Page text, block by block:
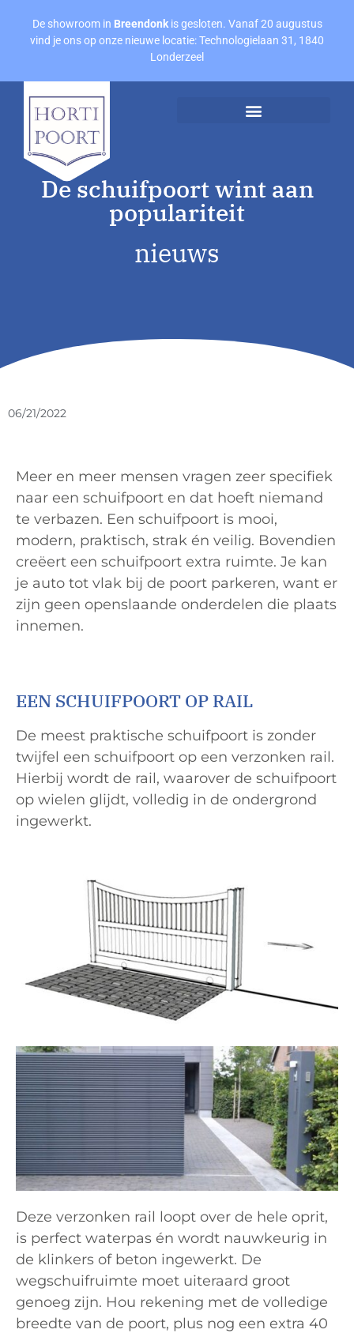
De showroom in Breendonkis gesloten. Vanaf 20 augustus
vind je ons op onze nieuwe locatie: Technologielaan 31, 1840
Londerzeel
De schuifpoort wint aan
populariteit
nieuws
06/21/2022
Meer en meer mensen vragen zeer specifiek
naar een schuifpoort en dat hoeft niemand
te verbazen. Een schuifpoort is mooi,
modern, praktisch, strak én veilig. Bovendien
creëert een schuifpoort extra ruimte. Je kan
je auto tot vlak bij de poort parkeren, want er
zijn geen openslaande onderdelen die plaats
innemen.
EEN SCHUIFPOORT OP RAIL
De meest praktische schuifpoort is zonder
twijfel een schuifpoort op een verzonken rail.
Hierbij wordt de rail, waarover de schuifpoort
op wielen glijdt, volledig in de ondergrond
ingewerkt.
Deze verzonken rail loopt over de hele oprit,
is perfect waterpas én wordt nauwkeurig in
de klinkers of beton ingewerkt. De
wegschuifruimte moet uiteraard groot
genoeg zijn. Hou rekening met de volledige
breedte van de poort, plus nog een extra 40